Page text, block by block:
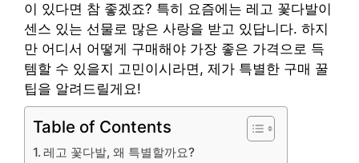
이 있다면 참 좋겠죠? 특히 요즘에는 레고 꽃다발이
센스 있는 선물로 많은 사랑을 받고 있답니다. 하지
만 어디서 어떻게 구매해야 가장 좋은 가격으로 득
템할 수 있을지 고민이시라면, 제가 특별한 구매 꿀
팁을 알려드릴게요!
Table of Contents
레고 꽃다발, 왜 특별할까요?